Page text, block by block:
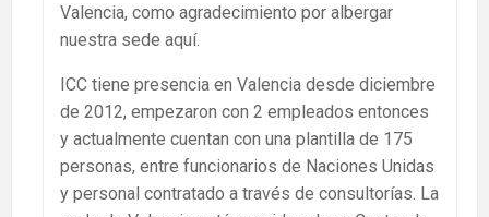
Valencia, como agradecimiento por albergar
nuestra sede aquí.
ICC tiene presencia en Valencia desde diciembre
de 2012, empezaron con 2 empleados entonces
y actualmente cuentan con una plantilla de 175
personas, entre funcionarios de Naciones Unidas
y personal contratado a través de consultorías. La